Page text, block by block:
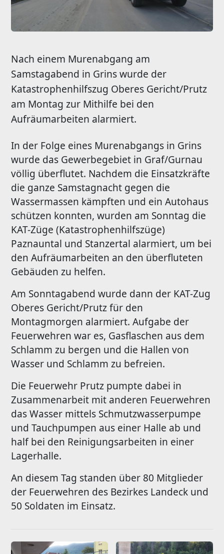
Nach einem Murenabgang am
Samstagabend in Grins wurde der
Katastrophenhilfszug Oberes Gericht/Prutz
am Montag zur Mithilfe bei den
Aufräumarbeiten alarmiert.
In der Folge eines Murenabgangs in Grins
wurde das Gewerbegebiet in Graf/Gurnau
völlig überflutet. Nachdem die Einsatzkräfte
die ganze Samstagnacht gegen die
Wassermassen kämpften und ein Autohaus
schützen konnten, wurden am Sonntag die
KAT-Züge (Katastrophenhilfszüge)
Paznauntal und Stanzertal alarmiert, um bei
den Aufräumarbeiten an den überfluteten
Gebäuden zu helfen.
Am Sonntagabend wurde dann der KAT-Zug
Oberes Gericht/Prutz für den
Montagmorgen alarmiert. Aufgabe der
Feuerwehren war es, Gasflaschen aus dem
Schlamm zu bergen und die Hallen von
Wasser und Schlamm zu befreien.
Die Feuerwehr Prutz pumpte dabei in
Zusammenarbeit mit anderen Feuerwehren
das Wasser mittels Schmutzwasserpumpe
und Tauchpumpen aus einer Halle ab und
half bei den Reinigungsarbeiten in einer
Lagerhalle.
An diesem Tag standen über 80 Mitglieder
der Feuerwehren des Bezirkes Landeck und
50 Soldaten im Einsatz.